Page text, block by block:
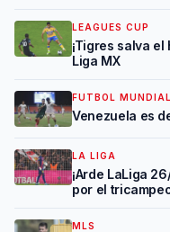
LEAGUES CUP
¡Tigres salva
Liga MX
FUTBOL MUNDIAL
Venezuela es
LA LIGA
¡Arde LaLiga
por el
MLS